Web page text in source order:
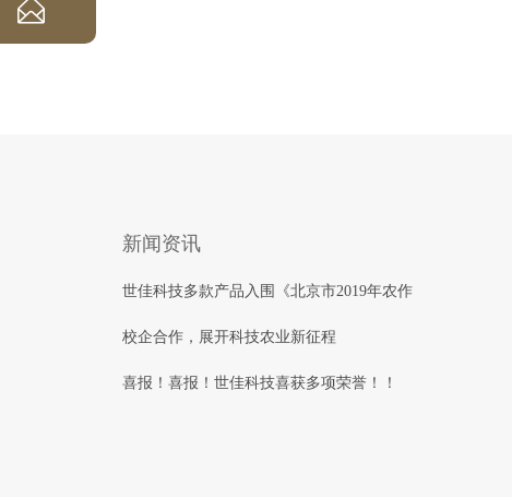
新闻资讯
世佳科技多款产品入围《北京市2019年农作
校企合作，展开科技农业新征程
喜报！喜报！世佳科技喜获多项荣誉！！